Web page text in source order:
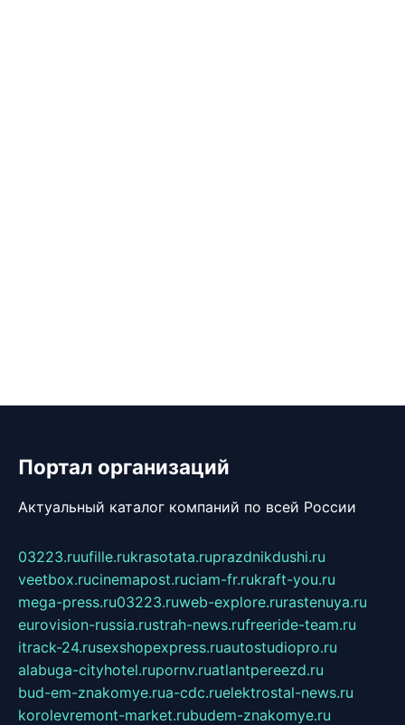
Портал организаций
Актуальный каталог компаний по всей России
03223.ruufille.rukrasotata.ruprazdnikdushi.ru
veetbox.rucinemapost.ruciam-fr.rukraft-you.ru
mega-press.ru03223.ruweb-explore.rurastenuya.ru
eurovision-russia.rustrah-news.rufreeride-team.ru
itrack-24.rusexshopexpress.ruautostudiopro.ru
alabuga-cityhotel.rupornv.ruatlantpereezd.ru
bud-em-znakomye.rua-cdc.ruelektrostal-news.ru
korolevremont-market.rubudem-znakomye.ru